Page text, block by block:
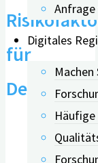
Anfrage
Digitales
Häufige
für
Demenz?